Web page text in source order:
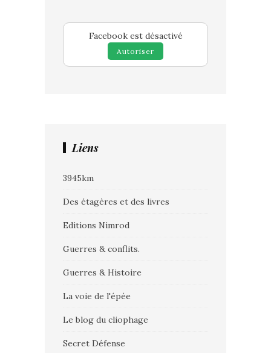
Facebook est désactivé
Autoriser
Liens
3945km
Des étagères et des livres
Editions Nimrod
Guerres & conflits.
Guerres & Histoire
La voie de l'épée
Le blog du cliophage
Secret Défense